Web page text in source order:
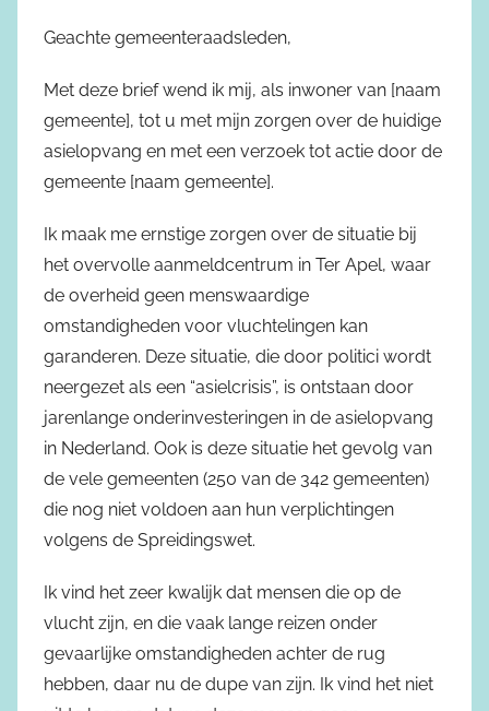
Geachte gemeenteraadsleden,
Met deze brief wend ik mij, als inwoner van [naam
gemeente], tot u met mijn zorgen over de huidige
asielopvang en met een verzoek tot actie door de
gemeente [naam gemeente].
Ik maak me ernstige zorgen over de situatie bij
het overvolle aanmeldcentrum in Ter Apel, waar
de overheid geen menswaardige
omstandigheden voor vluchtelingen kan
garanderen. Deze situatie, die door politici wordt
neergezet als een “asielcrisis”, is ontstaan door
jarenlange onderinvesteringen in de asielopvang
in Nederland. Ook is deze situatie het gevolg van
de vele gemeenten (250 van de 342 gemeenten)
die nog niet voldoen aan hun verplichtingen
volgens de Spreidingswet.
Ik vind het zeer kwalijk dat mensen die op de
vlucht zijn, en die vaak lange reizen onder
gevaarlijke omstandigheden achter de rug
hebben, daar nu de dupe van zijn. Ik vind het niet